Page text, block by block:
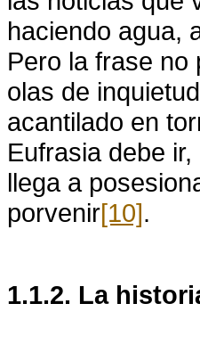
haciendo agua,
Pero la frase no
olas de
acantilado en
Eufrasia debe
llega a
porvenir[10].
1.1.2. La